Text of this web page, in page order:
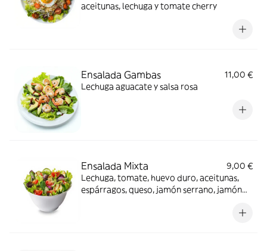
aceitunas, lechuga y tomate cherry
Ensalada Gambas
11,00 €
Lechuga aguacate y salsa rosa
Ensalada Mixta
9,00 €
Lechuga, tomate, huevo duro, aceitunas,
espárragos, queso, jamón serrano, jamón